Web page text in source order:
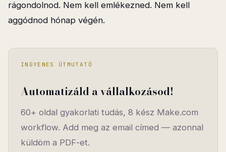
rágondolnod. Nem kell emlékezned. Nem kell
aggódnod hónap végén.
INGYENES ÚTMUTATÓ
Automatizáld a vállalkozásod!
60+ oldal gyakorlati tudás, 8 kész Make.com
workflow. Add meg az email címed — azonnal
küldöm a PDF-et.